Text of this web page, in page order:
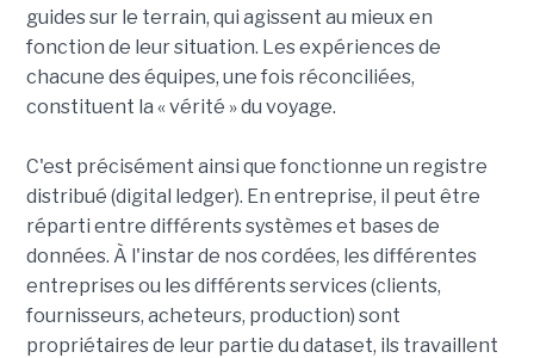
guides sur le terrain, qui agissent au mieux en
fonction de leur situation. Les expériences de
chacune des équipes, une fois réconciliées,
constituent la « vérité » du voyage.
C'est précisément ainsi que fonctionne un registre
distribué (digital ledger). En entreprise, il peut être
réparti entre différents systèmes et bases de
données. À l'instar de nos cordées, les différentes
entreprises ou les différents services (clients,
fournisseurs, acheteurs, production) sont
propriétaires de leur partie du dataset, ils travaillent